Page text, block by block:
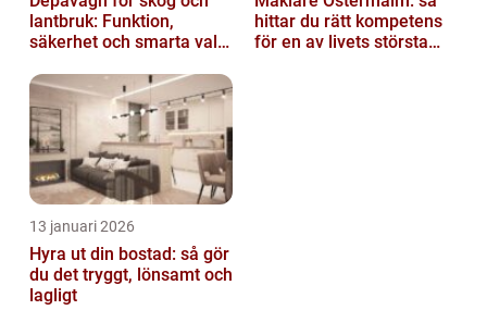
lantbruk: Funktion,
säkerhet och smarta val
hittar du rätt kompetens
för en av livets största
13 januari 2026
Hyra ut din bostad: så gör
du det tryggt, lönsamt och
lagligt